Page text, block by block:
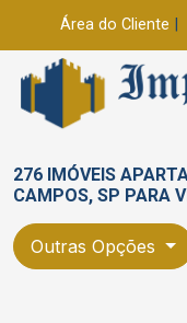
Área do Cliente
276 IMÓVEIS
CAMPOS, SP PARA
Outras Opções